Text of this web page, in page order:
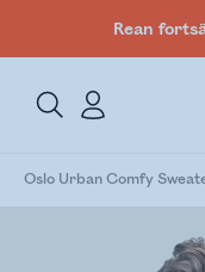
Rean
Oslo Urban Comfy